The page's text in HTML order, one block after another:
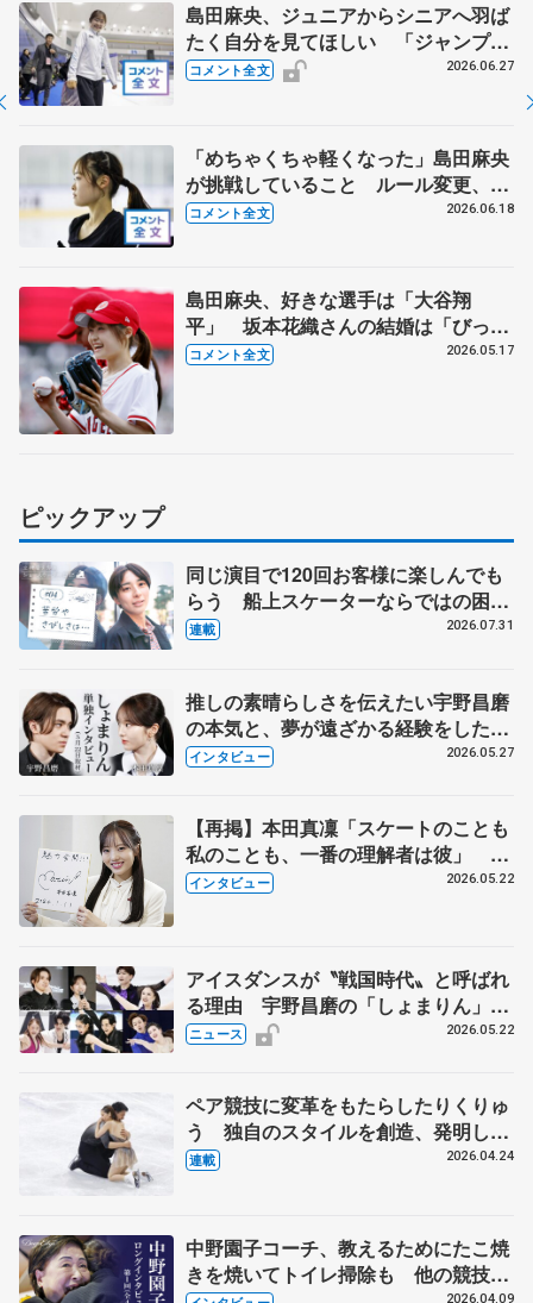
島田麻央、ジュニアからシニアへ羽ば
たく自分を見てほしい 「ジャンプば
っかりに意識がいっていたけど…」
コメント全文 2026.06.27
「めちゃくちゃ軽くなった」島田麻央
が挑戦していること ルール変更、長
所を伸ばし結果につなぐ 【木下グル
コメント全文 2026.06.18
島田麻央、好きな選手は「大谷翔
平」 坂本花織さんの結婚は「びっく
り」【エンゼルス対ドジャース戦始球
コメント全文 2026.05.17
ピックアップ
同じ演目で120回お客様に楽しんでも
らう 船上スケーターならではの困難
とは 影響あったPIW前キャプテン松
連載 2026.07.31
推しの素晴らしさを伝えたい宇野昌磨
の本気と、夢が遠ざかる経験をした本
田真凜の覚悟
インタビュー 2026.05.27
【再掲】本田真凜「スケートのことも
私のことも、一番の理解者は彼」 引
退時の単独インタビューで語った競技
インタビュー 2026.05.22
アイスダンスが〝戦国時代〟と呼ばれ
る理由 宇野昌磨の「しょまりん」ら
実力者が相次いで参戦 国内の競争激
ニュース 2026.05.22
ペア競技に変革をもたらしたりくりゅ
う 独自のスタイルを創造、発明した
【引退発表後②】
連載 2026.04.24
中野園子コーチ、教えるためにたこ焼
きを焼いてトイレ掃除も 他の競技に
2026.04.09